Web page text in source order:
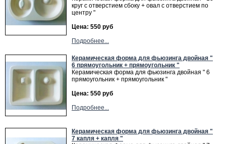
круг с отверстием сбоку + овал с отверстием по
центру "
Цена: 550 руб
Подробнее...
Керамическая форма для фьюзинга двойная "
6 прямоугольник + прямоугольник "
Керамическая форма для фьюзинга двойная " 6
прямоугольник + прямоугольник "
Цена: 550 руб
Подробнее...
Керамическая форма для фьюзинга двойная "
7 капля + капля "